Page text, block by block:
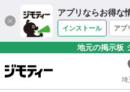
アプリならお得な
インストール アプ
地元の掲示板
埼